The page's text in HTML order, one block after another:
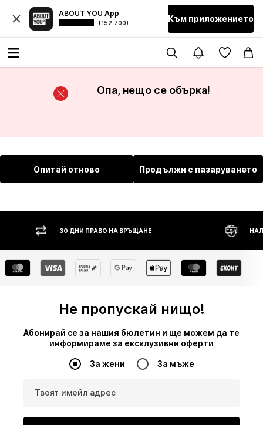
ABOUT YOU App
(152 700) Към приложението
Опа, нещо се обърка!
Опитай отново Продължи с пазаруването
30 ДНИ ПРАВО НА ВРЪЩАНЕ
Не пропускай нищо!
Абонирай се за нашия бюлетин и ще можем да те
информираме за ексклузивни оферти
За жени За мъже
Твоят имейл адрес